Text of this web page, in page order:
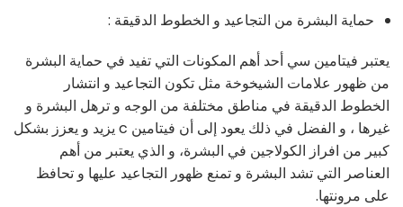
حماية البشرة من التجاعيد و الخطوط الدقيقة :
يعتبر فيتامين سي أحد أهم المكونات التي تفيد في حماية البشرة
من ظهور علامات الشيخوخة مثل تكون التجاعيد و انتشار
الخطوط الدقيقة في مناطق مختلفة من الوجه و ترهل البشرة و
غيرها ، و الفضل في ذلك يعود إلى أن فيتامين c يزيد و يعزز بشكل
كبير من افراز الكولاجين في البشرة، و الذي يعتبر من أهم
العناصر التي تشد البشرة و تمنع ظهور التجاعيد عليها و تحافظ
على مرونتها.